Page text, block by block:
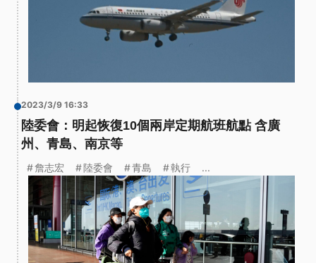
2023/3/9 16:33
陸委會：明起恢復10個兩岸定期航班航點 含廣
州、青島、南京等
詹志宏 陸委會 青島 執行 ...